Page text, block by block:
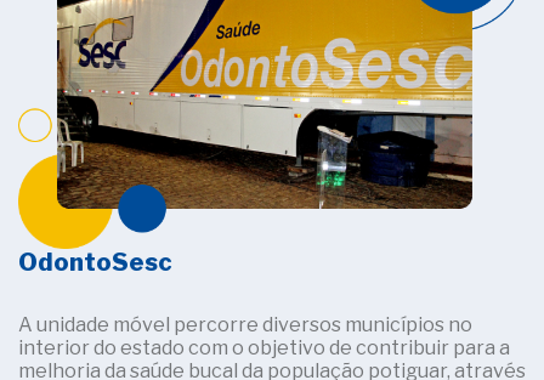
OdontoSesc
A unidade móvel percorre diversos municípios no
interior do estado com o objetivo de contribuir para a
melhoria da saúde bucal da população potiguar, através